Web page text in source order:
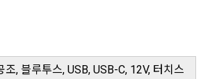
, 블루투스, USB, USB-C, 12V, 터치스